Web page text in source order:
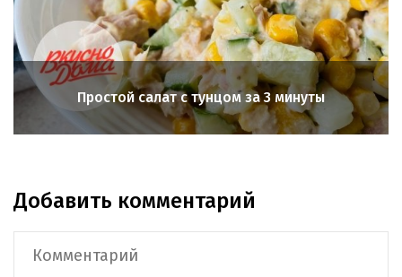
Простой салат с тунцом за 3 минуты
Добавить комментарий